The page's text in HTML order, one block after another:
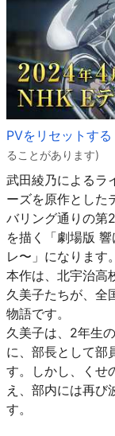
PVをリセットする
ることがあります)
武田綾乃によるラ
ーズを原作とした
バリング通りの第
を描く「劇場版
レ〜」になります。
本作は、北宇治高
久美子たちが、全
物語です。
久美子は、2年生
に、部長として部
す。しかし、くせ
え、部内には再び
す。